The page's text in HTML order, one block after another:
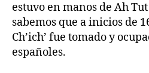
estuvo en manos de Ah
sabemos que a inicios de
Ch’ich’ fue tomado y
españoles.